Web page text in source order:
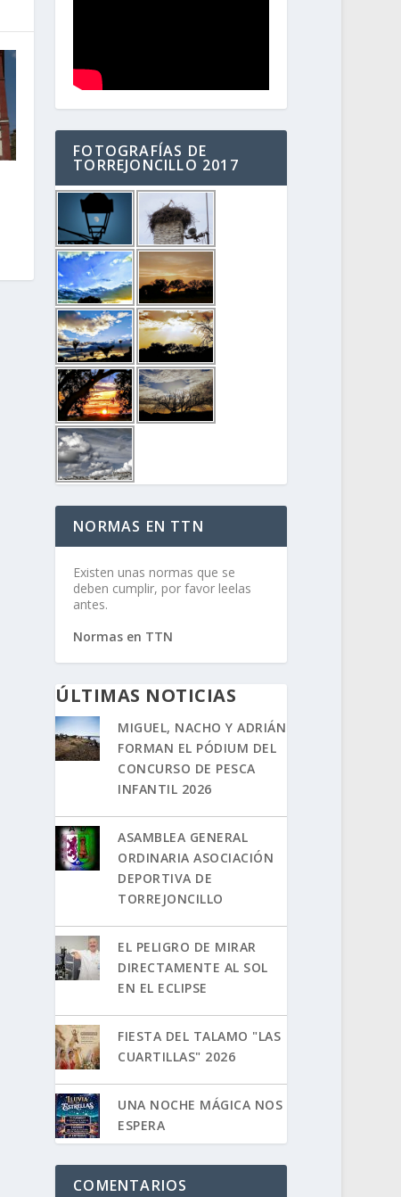
FOTOGRAFÍAS DE
TORREJONCILLO 2017
NORMAS EN TTN
Existen unas normas que se
deben cumplir, por favor leelas
antes.
Normas en TTN
ÚLTIMAS NOTICIAS
MIGUEL, NACHO Y ADRIÁN
FORMAN EL PÓDIUM DEL
CONCURSO DE PESCA
INFANTIL 2026
ASAMBLEA GENERAL
ORDINARIA ASOCIACIÓN
DEPORTIVA DE
TORREJONCILLO
EL PELIGRO DE MIRAR
DIRECTAMENTE AL SOL
EN EL ECLIPSE
FIESTA DEL TALAMO "LAS
CUARTILLAS" 2026
UNA NOCHE MÁGICA NOS
ESPERA
COMENTARIOS